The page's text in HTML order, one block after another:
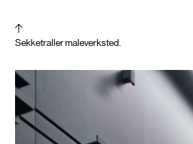
Sekketraller maleverksted.